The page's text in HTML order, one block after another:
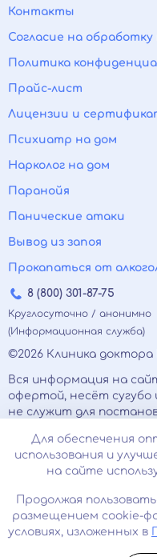
Контакты
Согласие на
Политика
Прайс-лист
Лицензии и
Психиатр на дом
Нарколог на дом
Паранойя
Панические атаки
Вывод из запоя
Прокапаться от
8 (800) 301-87-75
Круглосуточно / анонимно
(Информационная служба)
©2026 Клиника
Вся информация на
офертой, несёт
не служит для
Есть
услуги, оказываемые
соцсетях носят
характер и не
Оставаясь на сайте вы
использование cookies.
Для обеспечения
использования и
на сайте
Продолжая
размещением cookie-
условиях, изложенных в